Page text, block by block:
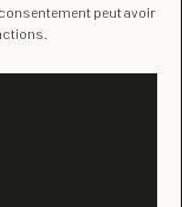
peut avoir